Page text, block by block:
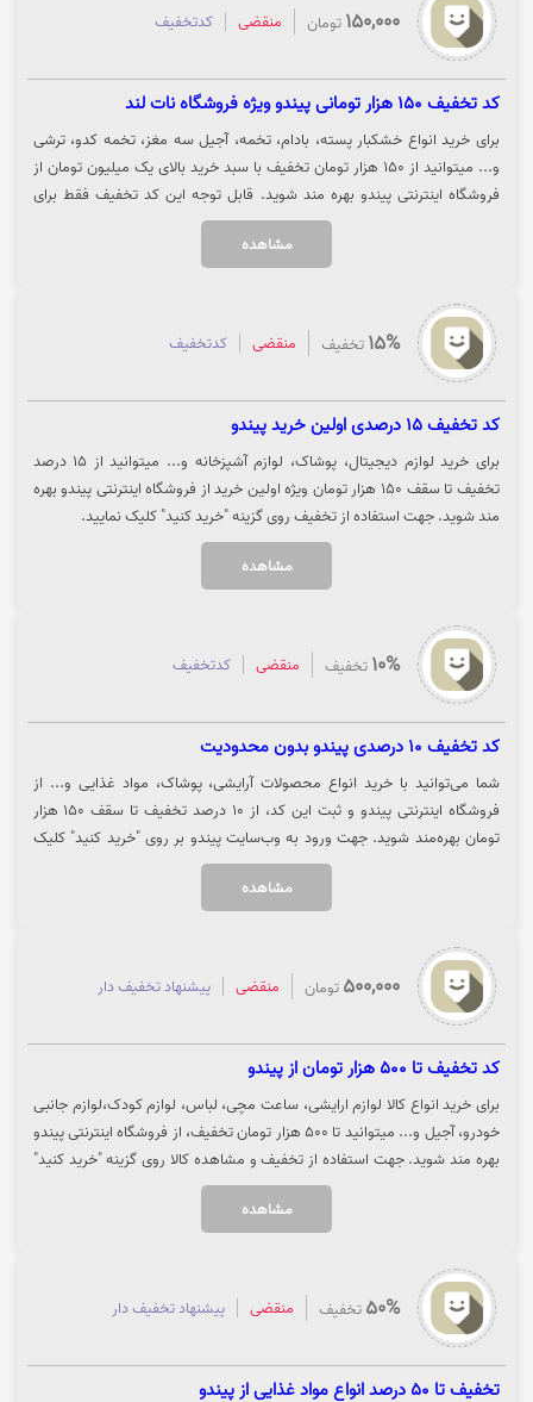
150,000 تومان منقضی کدتخفیف
کد تخفیف 150 هزار تومانی پیندو ویژه فروشگاه نات لند
برای خرید انواع خشکبار پسته، بادام، تخمه، آجیل سه مغز، تخمه کدو، ترشی
و... میتوانید از 150 هزار تومان تخفیف با سبد خرید بالای یک میلیون تومان از
فروشگاه اینترنتی پیندو بهره مند شوید. قابل توجه این کد تخفیف فقط برای
فروشگاه نات لند معتبر است. جهت استفاده از تخفیف روی گزینه "خرید کنید"
مشاهده
15% تخفیف منقضی کدتخفیف
کد تخفیف 15 درصدی اولین خرید پیندو
برای خرید لوازم دیجیتال، پوشاک، لوازم آشپزخانه و... میتوانید از 15 درصد
تخفیف تا سقف 150 هزار تومان ویژه اولین خرید از فروشگاه اینترنتی پیندو بهره
مند شوید. جهت استفاده از تخفیف روی گزینه "خرید کنید" کلیک نمایید.
مشاهده
10% تخفیف منقضی کدتخفیف
کد تخفیف 10 درصدی پیندو بدون محدودیت
شما می‌توانید با خرید انواع محصولات آرایشی، پوشاک، مواد غذایی و... از
فروشگاه اینترنتی پیندو و ثبت این کد، از 10 درصد تخفیف تا سقف 150 هزار
تومان بهره‌مند شوید. جهت ورود به وب‌سایت پیندو بر روی "خرید کنید" کلیک
مشاهده
500,000 تومان منقضی پیشنهاد تخفیف دار
کد تخفیف تا 500 هزار تومان از پیندو
برای خرید انواع کالا لوازم ارایشی، ساعت مچی، لباس، لوازم کودک،لوازم جانبی
خودرو، آجیل و... میتوانید تا 500 هزار تومان تخفیف، از فروشگاه اینترنتی پیندو
بهره مند شوید. جهت استفاده از تخفیف و مشاهده کالا روی گزینه "خرید کنید"
مشاهده
50% تخفیف منقضی پیشنهاد تخفیف دار
تخفیف تا 50 درصد انواع مواد غذایی از پیندو